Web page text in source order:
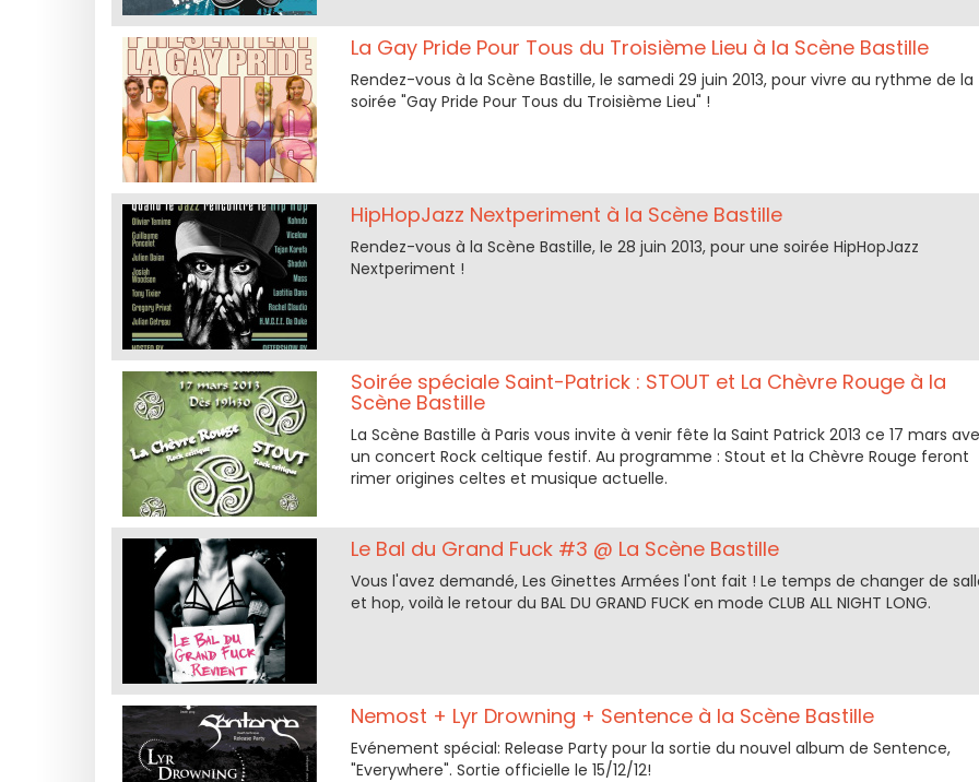
La Gay Pride Pour Tous du Troisième Lieu à la Scène Bastille
Rendez-vous à la Scène Bastille, le samedi 29 juin 2013, pour vivre au rythme de la
soirée "Gay Pride Pour Tous du Troisième Lieu" !
HipHopJazz Nextperiment à la Scène Bastille
Rendez-vous à la Scène Bastille, le 28 juin 2013, pour une soirée HipHopJazz
Nextperiment !
Soirée spéciale Saint-Patrick : STOUT et La Chèvre Rouge à la
Scène Bastille
La Scène Bastille à Paris vous invite à venir fête la Saint Patrick 2013 ce 17 mars
un concert Rock celtique festif. Au programme : Stout et la Chèvre Rouge feront
rimer origines celtes et musique actuelle.
Le Bal du Grand Fuck #3 @ La Scène Bastille
Vous l'avez demandé, Les Ginettes Armées l'ont fait ! Le temps de changer de
et hop, voilà le retour du BAL DU GRAND FUCK en mode CLUB ALL NIGHT LONG.
Nemost + Lyr Drowning + Sentence à la Scène Bastille
Evénement spécial: Release Party pour la sortie du nouvel album de Sentence,
"Everywhere". Sortie officielle le 15/12/12!